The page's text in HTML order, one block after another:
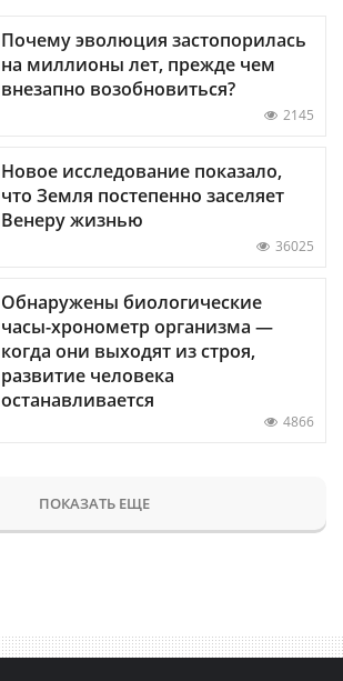
Почему эволюция застопорилась
на миллионы лет, прежде чем
внезапно возобновиться?
2145
Новое исследование показало,
что Земля постепенно заселяет
Венеру жизнью
36025
Обнаружены биологические
часы-хронометр организма —
когда они выходят из строя,
развитие человека
останавливается
4866
ПОКАЗАТЬ ЕЩЕ